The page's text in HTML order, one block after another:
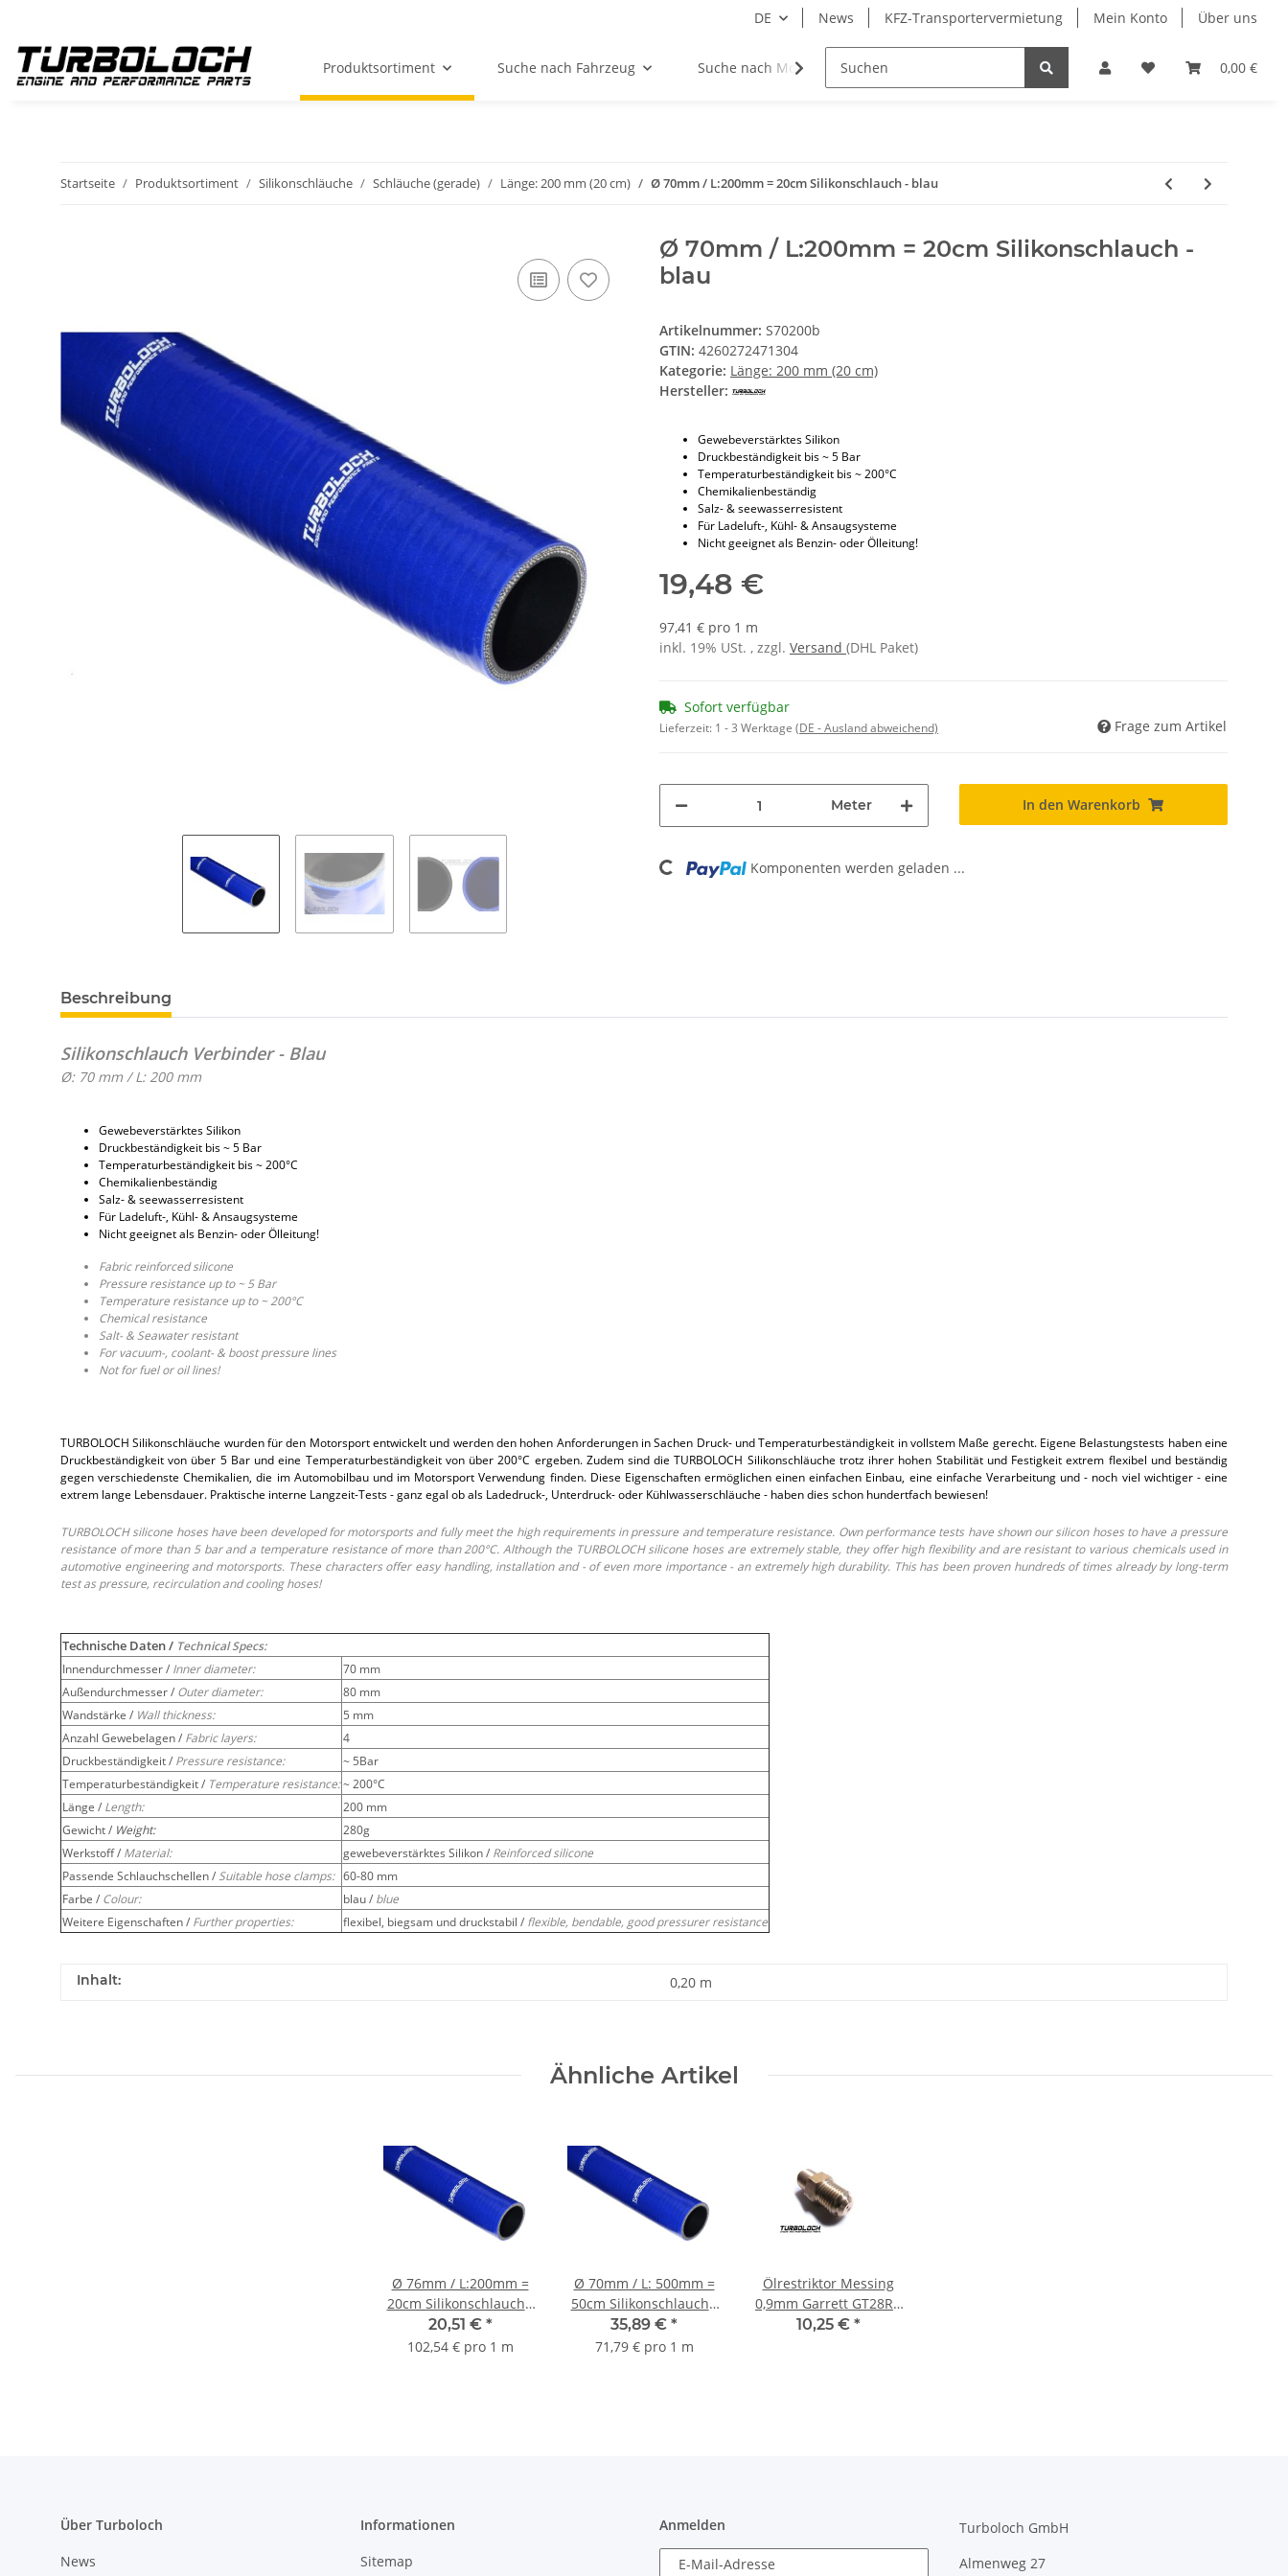
DE News KFZ-Transportervermietung Mein Konto Über uns
0,00 €
Produktsortiment Suche nach Fahrzeug Suche nach Motor Sonderangebote Merchandising
Startseite Produktsortiment Silikonschläuche Schläuche (gerade) Länge: 200 mm (20 cm) Ø 70mm / L:200mm = 20cm Silikonschlauch - blau
Ø 70mm / L:200mm = 20cm Silikonschlauch -
blau
Artikelnummer: S70200b
GTIN: 4260272471304
Kategorie: Länge: 200 mm (20 cm)
Hersteller:
Gewebeverstärktes Silikon
Druckbeständigkeit bis ~ 5 Bar
Temperaturbeständigkeit bis ~ 200°C
Chemikalienbeständig
Salz- & seewasserresistent
Für Ladeluft-, Kühl- & Ansaugsysteme
Nicht geeignet als Benzin- oder Ölleitung!
19,48 €
97,41 € pro 1 m
inkl. 19% USt. , zzgl. Versand (DHL Paket)
Sofort verfügbar
Lieferzeit: 1 - 3 Werktage (DE - Ausland abweichend) Frage zum Artikel
Meter In den Warenkorb
Loading... Komponenten werden geladen ...
Beschreibung
Silikonschlauch Verbinder - Blau
Ø: 70 mm / L: 200 mm
Gewebeverstärktes Silikon
Druckbeständigkeit bis ~ 5 Bar
Temperaturbeständigkeit bis ~ 200°C
Chemikalienbeständig
Salz- & seewasserresistent
Für Ladeluft-, Kühl- & Ansaugsysteme
Nicht geeignet als Benzin- oder Ölleitung!
Fabric reinforced silicone
Pressure resistance up to ~ 5 Bar
Temperature resistance up to ~ 200°C
Chemical resistance
Salt- & Seawater resistant
For vacuum-, coolant- & boost pressure lines
Not for fuel or oil lines!
TURBOLOCH Silikonschläuche wurden für den Motorsport entwickelt und werden den hohen Anforderungen in Sachen Druck- und Temperaturbeständigkeit in vollstem Maße gerecht. Eigene Belastungstests haben eine
Druckbeständigkeit von über 5 Bar und eine Temperaturbeständigkeit von über 200°C ergeben. Zudem sind die TURBOLOCH Silikonschläuche trotz ihrer hohen Stabilität und Festigkeit extrem flexibel und beständig
gegen verschiedenste Chemikalien, die im Automobilbau und im Motorsport Verwendung finden. Diese Eigenschaften ermöglichen einen einfachen Einbau, eine einfache Verarbeitung und - noch viel wichtiger - eine
extrem lange Lebensdauer. Praktische interne Langzeit-Tests - ganz egal ob als Ladedruck-, Unterdruck- oder Kühlwasserschläuche - haben dies schon hundertfach bewiesen!
TURBOLOCH silicone hoses have been developed for motorsports and fully meet the high requirements in pressure and temperature resistance. Own performance tests have shown our silicon hoses to have a pressure
resistance of more than 5 bar and a temperature resistance of more than 200°C. Although the TURBOLOCH silicone hoses are extremely stable, they offer high flexibility and are resistant to various chemicals used in
automotive engineering and motorsports. These characters offer easy handling, installation and - of even more importance - an extremely high durability. This has been proven hundreds of times already by long-term
test as pressure, recirculation and cooling hoses!
Technische Daten / Technical Specs:
Innendurchmesser / Inner diameter:
70 mm
Außendurchmesser / Outer diameter:
80 mm
Wandstärke / Wall thickness:
5 mm
Anzahl Gewebelagen / Fabric layers:
4
Druckbeständigkeit / Pressure resistance:
~ 5Bar
Temperaturbeständigkeit / Temperature resistance:~ 200°C
Länge / Length:
200 mm
Gewicht / Weight:
280g
Werkstoff / Material: gewebeverstärktes Silikon / Reinforced silicone
Passende Schlauchschellen / Suitable hose clamps: 60-80 mm
Farbe / Colour: blau / blue
Weitere Eigenschaften / Further properties: flexibel, biegsam und druckstabil / flexible, bendable, good pressurer resistance
Inhalt: 0,20 m
Ähnliche Artikel
Ø 76mm / L:200mm =
20cm Silikonschlauch -
blau
20,51 € *
102,54 € pro 1 m
Ø 70mm / L: 500mm =
50cm Silikonschlauch -
blau
35,89 € *
71,79 € pro 1 m
Ölrestriktor Messing
0,9mm Garrett GT28RS
GT3071R GT3076R
10,25 € *
Über Turboloch
News
Informationen
Sitemap
Anmelden
E-Mail-Adresse
Turboloch GmbH
Almenweg 27